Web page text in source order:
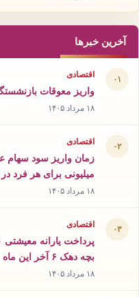
آخرین خبرها
۰۱ اقتصادی
واریز معوقات
۱۸ مرداد ۱۴۰۵
۰۲ اقتصادی
میلیونی برای هر فرد
۱۸ مرداد ۱۴۰۵
۰۳ اقتصادی
بچه دهک ۶ آخر این ماه
۱۸ مرداد ۱۴۰۵